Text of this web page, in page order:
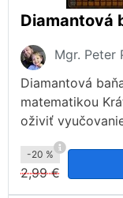
Mgr. Peter
Diamantová
matematikou
oživiť
-20 %
2,99 €